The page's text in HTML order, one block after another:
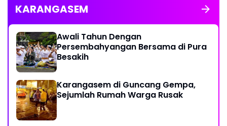
KARANGASEM
Awali Tahun Dengan
Persembahyangan Bersama di Pura
Besakih
Karangasem di Guncang Gempa,
Sejumlah Rumah Warga Rusak